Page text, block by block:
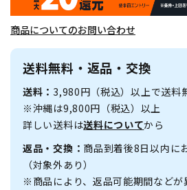
商品についてのお問い合わせ
送料無料・返品・交換
送料：3,980円（税込）以上で送料
※沖縄は9,800円（税込）以上
詳しい送料は送料についてから
返品・交換： 商品到着後8日以内に
（対象外あり）
※商品により、返品可能期間などが